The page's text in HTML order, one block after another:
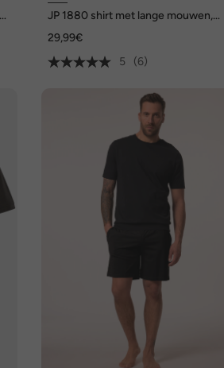
JP 1880 shirt met lange mouwen,
29,99€
5
(6)